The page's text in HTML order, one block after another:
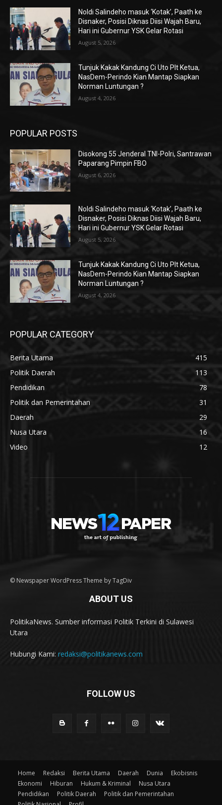
Noldi Salindeho masuk ‘Kotak’, Paath ke
Disnaker, Posisi Diknas Diisi Wajah Baru,
Hari ini Gubernur YSK Gelar Rotasi
August 5, 2026
Tunjuk Kakak Kandung Ci Uto Plt Ketua,
NasDem-Perindo Kian Mantap Siapkan
Norman Luntungan ?
August 4, 2026
POPULAR POSTS
Disokong 55 Jenderal TNI-Polri, Santrawan
Paparang Pimpin FBO
August 6, 2026
Noldi Salindeho masuk ‘Kotak’, Paath ke
Disnaker, Posisi Diknas Diisi Wajah Baru,
Hari ini Gubernur YSK Gelar Rotasi
August 5, 2026
Tunjuk Kakak Kandung Ci Uto Plt Ketua,
NasDem-Perindo Kian Mantap Siapkan
Norman Luntungan ?
August 4, 2026
POPULAR CATEGORY
Berita Utama
415
Politik Daerah
113
Pendidikan
78
Politik dan Pemerintahan
31
Daerah
29
Nusa Utara
16
Video
12
© Newspaper WordPress Theme by TagDiv
ABOUT US
PolitikaNews. Sumber informasi Politik Terkini di Sulawesi
Utara
Hubungi Kami: redaksi@politikanews.com
FOLLOW US
Home Redaksi Berita Utama Daerah Dunia
Ekobisnis
Ekonomi
Hiburan Hukum & Kriminal
Nusa Utara
Pendidikan
Politik Daerah
Politik dan Pemerintahan